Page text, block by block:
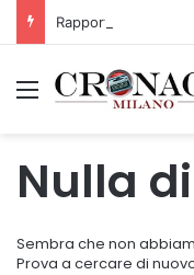
Rapporto OsMed
Menu
Nulla
Sembra che non
Prova a cercare di